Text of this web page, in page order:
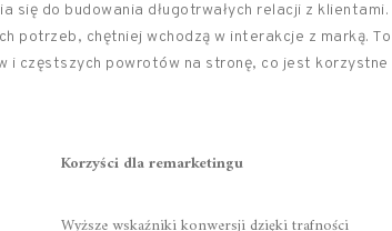
do budowania długotrwałych relacji z klientami.
potrzeb, chętniej wchodzą w interakcje z marką. To
i częstszych powrotów na stronę, co jest korzystne
Korzyści dla remarketingu